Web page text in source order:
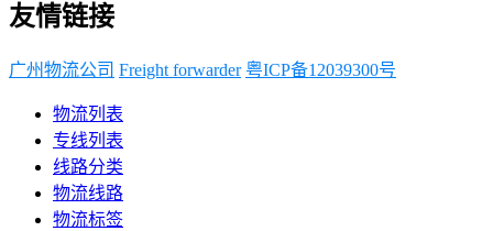
友情链接
广州物流公司 Freight forwarder 粤ICP备12039300号
物流列表
专线列表
线路分类
物流线路
物流标签